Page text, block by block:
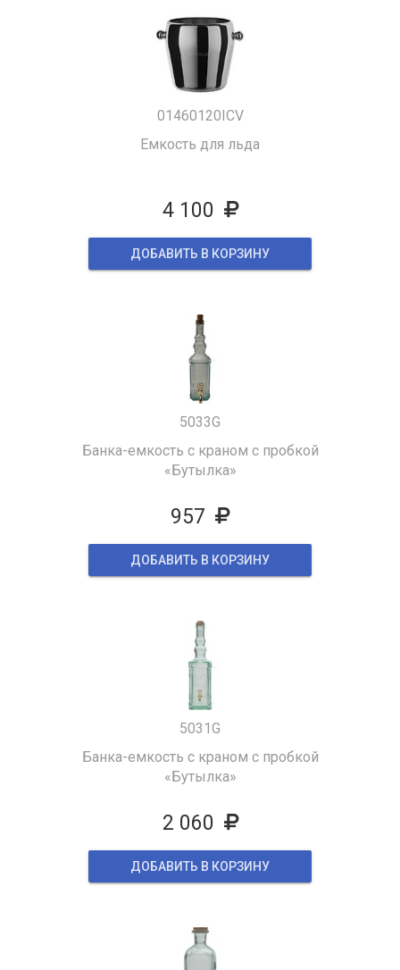
01460120ICV
Емкость для льда
4 100
ДОБАВИТЬ В КОРЗИНУ
5033G
Банка-емкость с краном с пробкой
«Бутылка»
957
ДОБАВИТЬ В КОРЗИНУ
5031G
Банка-емкость с краном с пробкой
«Бутылка»
2 060
ДОБАВИТЬ В КОРЗИНУ